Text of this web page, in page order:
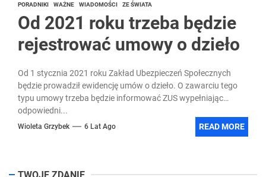
PORADNIKI WAŻNE WIADOMOŚCI ZE ŚWIATA
Od 2021 roku trzeba będzie
rejestrować umowy o dzieło
Od 1 stycznia 2021 roku Zakład Ubezpieczeń Społecznych
będzie prowadził ewidencję umów o dzieło. O zawarciu tego
typu umowy trzeba będzie informować ZUS wypełniając
odpowiedni...
Wioleta Grzybek 6 Lat Ago READ MORE